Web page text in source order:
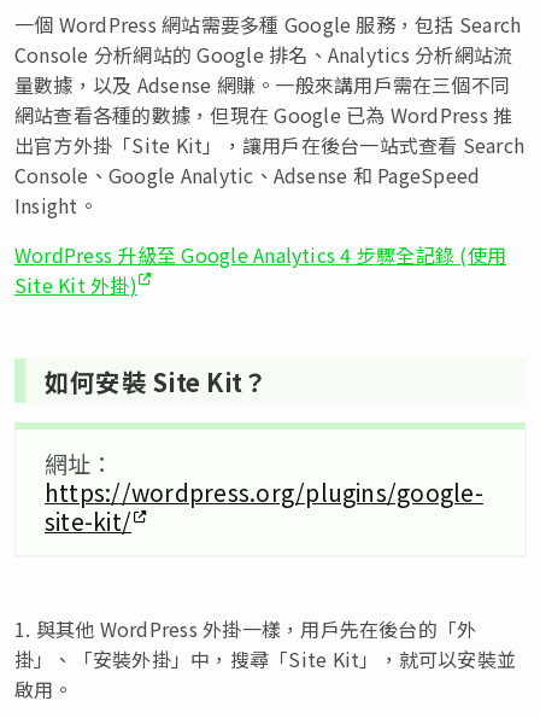
一個 WordPress 網站需要多種 Google 服務，包括 Search
Console 分析網站的 Google 排名、Analytics 分析網站流
量數據，以及 Adsense 網賺。一般來講用戶需在三個不同
網站查看各種的數據，但現在 Google 已為 WordPress 推
出官方外掛「Site Kit」，讓用戶在後台一站式查看 Search
Console、Google Analytic、Adsense 和 PageSpeed
Insight。
WordPress 升級至 Google Analytics 4 步驟全記錄 (使用
Site Kit 外掛)
如何安裝 Site Kit？
網址：
https://wordpress.org/plugins/google-
site-kit/
1. 與其他 WordPress 外掛一樣，用戶先在後台的「外
掛」、「安裝外掛」中，搜尋「Site Kit」，就可以安裝並
啟用。